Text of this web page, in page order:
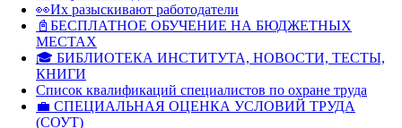
👀Их разыскивают работодатели
📓БЕСПЛАТНОЕ ОБУЧЕНИЕ НА БЮДЖЕТНЫХ
МЕСТАХ
🎓 БИБЛИОТЕКА ИНСТИТУТА, НОВОСТИ, ТЕСТЫ,
КНИГИ
Список квалификаций специалистов по охране труда
💼 СПЕЦИАЛЬНАЯ ОЦЕНКА УСЛОВИЙ ТРУДА
(СОУТ)